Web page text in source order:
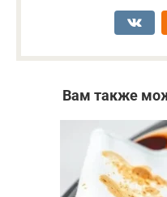
Вам также